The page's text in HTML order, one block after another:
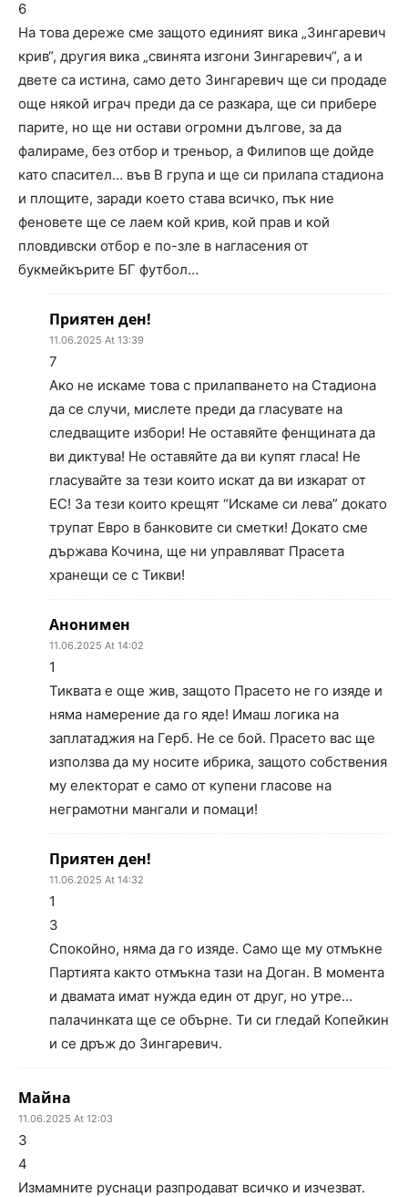
6
На това дереже сме защото единият вика „Зингаревич
крив“, другия вика „свинята изгони Зингаревич“, а и
двете са истина, само дето Зингаревич ще си продаде
още някой играч преди да се разкара, ще си прибере
парите, но ще ни остави огромни дългове, за да
фалираме, без отбор и треньор, а Филипов ще дойде
като спасител… във В група и ще си прилапа стадиона
и площите, заради което става всичко, пък ние
феновете ще се лаем кой крив, кой прав и кой
пловдивски отбор е по-зле в нагласения от
букмейкърите БГ футбол…
Приятен ден!
11.06.2025 At 13:39
7
Ако не искаме това с прилапването на Стадиона
да се случи, мислете преди да гласувате на
следващите избори! Не оставяйте фенщината да
ви диктува! Не оставяйте да ви купят гласа! Не
гласувайте за тези които искат да ви изкарат от
ЕС! За тези които крещят “Искаме си лева” докато
трупат Евро в банковите си сметки! Докато сме
държава Кочина, ще ни управляват Прасета
хранещи се с Тикви!
Анонимен
11.06.2025 At 14:02
1
Тиквата е още жив, защото Прасето не го изяде и
няма намерение да го яде! Имаш логика на
заплатаджия на Герб. Не се бой. Прасето вас ще
използва да му носите ибрика, защото собствения
му електорат е само от купени гласове на
неграмотни мангали и помаци!
Приятен ден!
11.06.2025 At 14:32
1
3
Спокойно, няма да го изяде. Само ще му отмъкне
Партията както отмъкна тази на Доган. В момента
и двамата имат нужда един от друг, но утре…
палачинката ще се обърне. Ти си гледай Копейкин
и се дръж до Зингаревич.
Майна
11.06.2025 At 12:03
3
4
Измамните руснаци разпродават всичко и изчезват.